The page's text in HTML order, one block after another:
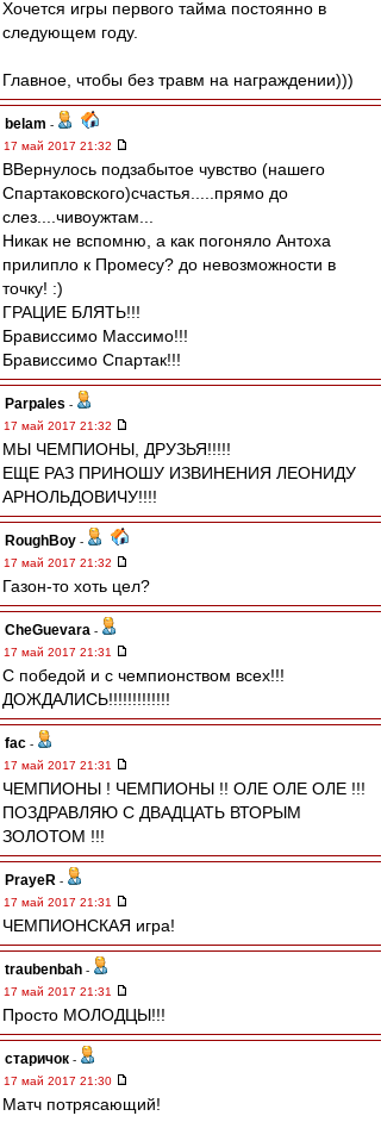
Хочется игры первого тайма постоянно в
следующем году.
Главное, чтобы без травм на награждении)))
belam -
17 май 2017 21:32
ВВернулось подзабытое чувство (нашего
Спартаковского)счастья.....прямо до
слез....чивоужтам...
Никак не вспомню, а как погоняло Антоха
прилипло к Промесу? до невозможности в
точку! :)
ГРАЦИЕ БЛЯТЬ!!!
Брависсимо Массимо!!!
Брависсимо Спартак!!!
Parpales -
17 май 2017 21:32
МЫ ЧЕМПИОНЫ, ДРУЗЬЯ!!!!!
ЕЩЕ РАЗ ПРИНОШУ ИЗВИНЕНИЯ ЛЕОНИДУ
АРНОЛЬДОВИЧУ!!!!
RoughBoy -
17 май 2017 21:32
Газон-то хоть цел?
CheGuevara -
17 май 2017 21:31
С победой и с чемпионством всех!!!
ДОЖДАЛИСЬ!!!!!!!!!!!!!
fac -
17 май 2017 21:31
ЧЕМПИОНЫ ! ЧЕМПИОНЫ !! ОЛЕ ОЛЕ ОЛЕ !!!
ПОЗДРАВЛЯЮ С ДВАДЦАТЬ ВТОРЫМ
ЗОЛОТОМ !!!
PrayeR -
17 май 2017 21:31
ЧЕМПИОНСКАЯ игра!
traubenbah -
17 май 2017 21:31
Просто МОЛОДЦЫ!!!
старичок -
17 май 2017 21:30
Матч потрясающий!